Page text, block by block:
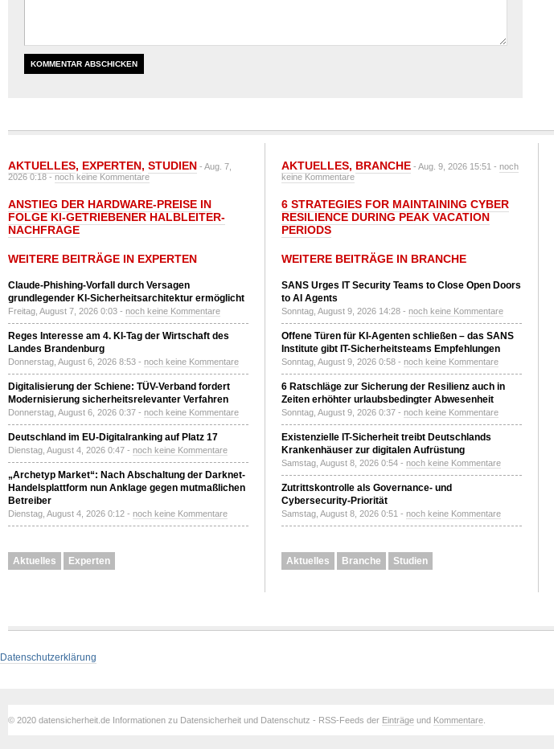
AKTUELLES, EXPERTEN, STUDIEN - Aug. 7,
2026 0:18 -noch keine Kommentare
ANSTIEG DER HARDWARE-PREISE IN
FOLGE KI-GETRIEBENER HALBLEITER-
NACHFRAGE
WEITERE BEITRÄGE IN EXPERTEN
Claude-Phishing-Vorfall durch Versagen
grundlegender KI-Sicherheitsarchitektur ermöglicht
Freitag, August 7, 2026 0:03 - noch keine Kommentare
Reges Interesse am 4. KI-Tag der Wirtschaft des
Landes Brandenburg
Donnerstag, August 6, 2026 8:53 - noch keine Kommentare
Digitalisierung der Schiene: TÜV-Verband fordert
Modernisierung sicherheitsrelevanter Verfahren
Donnerstag, August 6, 2026 0:37 - noch keine Kommentare
Deutschland im EU-Digitalranking auf Platz 17
Dienstag, August 4, 2026 0:47 - noch keine Kommentare
„Archetyp Market“: Nach Abschaltung der Darknet-
Handelsplattform nun Anklage gegen mutmaßlichen
Betreiber
Dienstag, August 4, 2026 0:12 - noch keine Kommentare
Aktuelles Experten
AKTUELLES, BRANCHE - Aug. 9, 2026 15:51 - noch
keine Kommentare
6 STRATEGIES FOR MAINTAINING CYBER
RESILIENCE DURING PEAK VACATION
PERIODS
WEITERE BEITRÄGE IN BRANCHE
SANS Urges IT Security Teams to Close Open Doors
to AI Agents
Sonntag, August 9, 2026 14:28 - noch keine Kommentare
Offene Türen für KI-Agenten schließen – das SANS
Institute gibt IT-Sicherheitsteams Empfehlungen
Sonntag, August 9, 2026 0:58 - noch keine Kommentare
6 Ratschläge zur Sicherung der Resilienz auch in
Zeiten erhöhter urlaubsbedingter Abwesenheit
Sonntag, August 9, 2026 0:37 - noch keine Kommentare
Existenzielle IT-Sicherheit treibt Deutschlands
Krankenhäuser zur digitalen Aufrüstung
Samstag, August 8, 2026 0:54 - noch keine Kommentare
Zutrittskontrolle als Governance- und
Cybersecurity-Priorität
Samstag, August 8, 2026 0:51 - noch keine Kommentare
Aktuelles Branche Studien
Datenschutzerklärung
© 2020 datensicherheit.de Informationen zu Datensicherheit und Datenschutz - RSS-Feeds der Einträge und Kommentare